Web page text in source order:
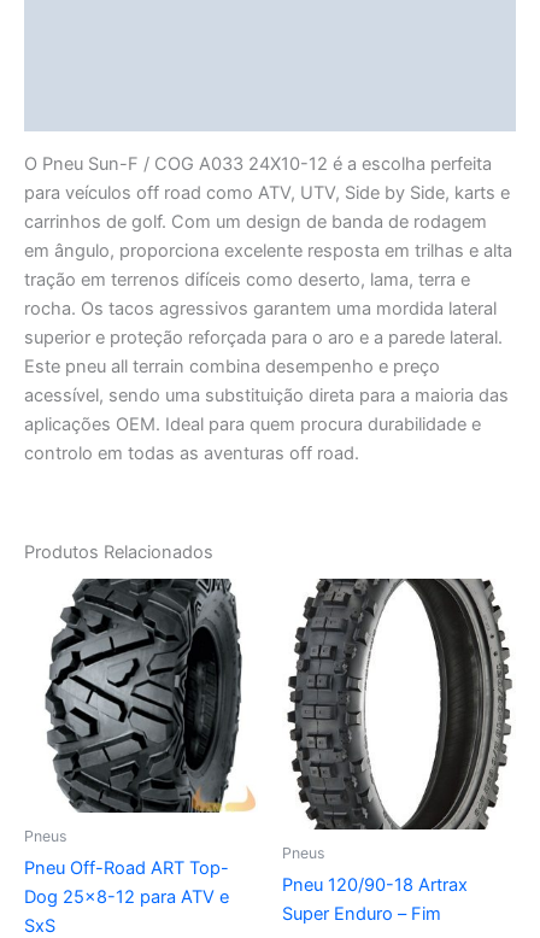
O Pneu Sun-F / COG A033 24X10-12 é a escolha perfeita
para veículos off road como ATV, UTV, Side by Side, karts e
carrinhos de golf. Com um design de banda de rodagem
em ângulo, proporciona excelente resposta em trilhas e alta
tração em terrenos difíceis como deserto, lama, terra e
rocha. Os tacos agressivos garantem uma mordida lateral
superior e proteção reforçada para o aro e a parede lateral.
Este pneu all terrain combina desempenho e preço
acessível, sendo uma substituição direta para a maioria das
aplicações OEM. Ideal para quem procura durabilidade e
controlo em todas as aventuras off road.
Produtos Relacionados
Pneus
Pneu Off-Road ART Top-
Dog 25×8-12 para ATV e
SxS
Pneus
Pneu 120/90-18 Artrax
Super Enduro – Fim